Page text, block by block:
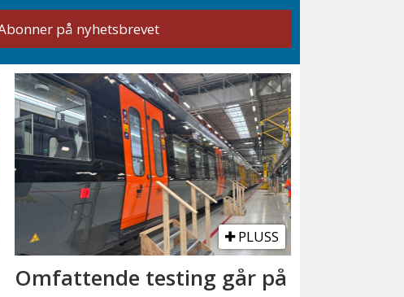
PLUSS
Omfattende testing går på